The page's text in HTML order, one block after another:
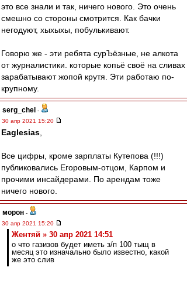
это все знали и так, ничего нового. Это очень
смешно со стороны смотрится. Как бачки
негодуют, хыхыхы, побулькивают.
Говорю же - эти ребята сурЪёзные, не алкота
от журналистики. которые копьё своё на сливах
зарабатывают жопой крутя. Эти работаю по-
крупному.
serg_chel -
30 апр 2021 15:20
Eaglesias
Все цифры, кроме зарплаты Кутепова (!!!)
публиковались Егоровым-отцом, Карпом и
прочими инсайдерами. По арендам тоже
ничего нового.
морон -
30 апр 2021 15:20
Жентяй » 30 апр 2021 14:51
о что газизов будет иметь з/п 100 тыщ в
месяц это изначально было известно, какой
же это слив